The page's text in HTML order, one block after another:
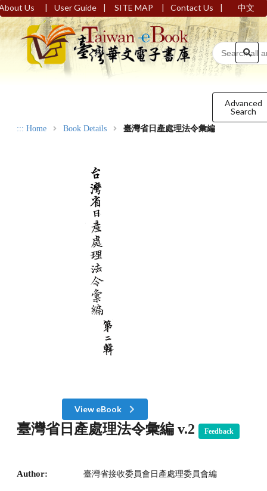
Us | User Guide | SITE MAP | Contact Us | 中文
Advanced
Search
::: Home Book Details 臺灣省日產處理法令彙編
View eBook
臺灣省日產處理法令彙編 v.2 Feedback
Author: 臺灣省接收委員會日產處理委員會編